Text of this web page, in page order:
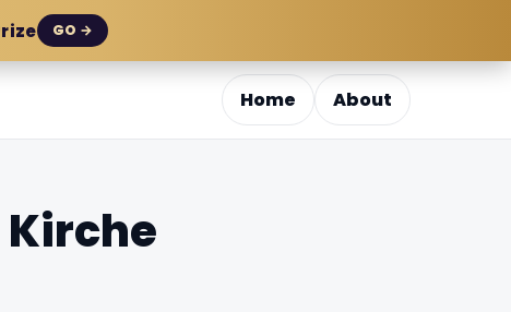
GO →
Home About